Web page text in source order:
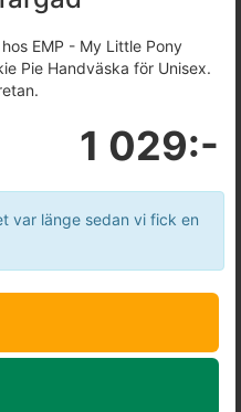
EMP - My Little Pony
Pie Handväska för Unisex.
1 029:-
var länge sedan vi fick en